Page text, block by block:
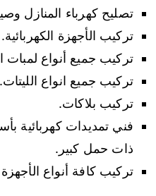
تصليح كهرباء المنازل
تركيب الأجهزة الكهربائية.
تركيب جميع أنواع لمبات
تركيب جميع انواع الليتات.
تركيب بلاكات.
فني تمديدات كهربائية
ذات حمل كبير.
تركيب كافة أنواع الأجهزة